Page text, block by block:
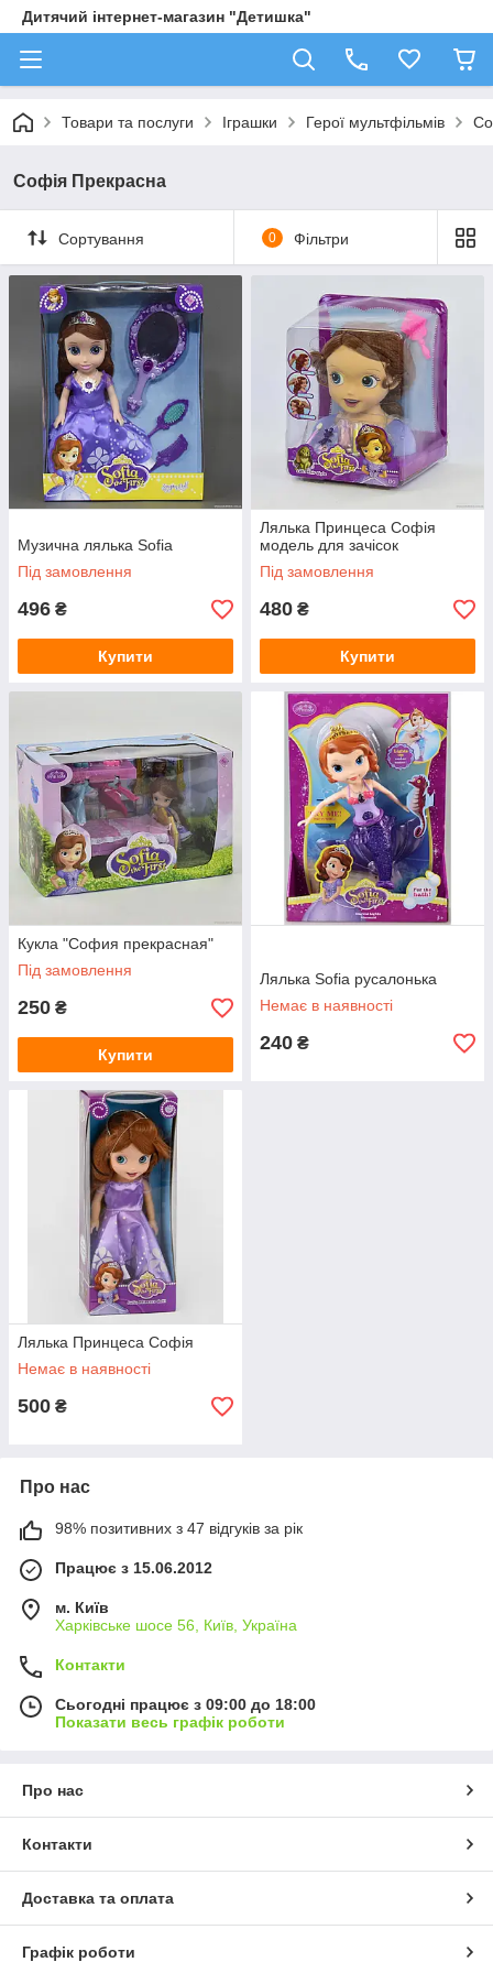
Дитячий інтернет-магазин "Детишка"
Товари та послуги Іграшки Герої мультфільмів
Софія Прекрасна
Сортування 0 Фільтри
Музична лялька Sofia
Під замовлення
496 ₴
Купити
Лялька Принцеса Софія
модель для зачісок
Під замовлення
480 ₴
Купити
Кукла "София прекрасная"
Під замовлення
250 ₴
Купити
Лялька Sofia русалонька
Немає в наявності
240 ₴
Лялька Принцеса Софія
Немає в наявності
500 ₴
Про нас
98% позитивних з 47 відгуків за рік
Працює з 15.06.2012
м. Київ
Харківське шосе 56, Київ, Україна
Контакти
Сьогодні працює з 09:00 до 18:00
Показати весь графік роботи
Про нас
Контакти
Доставка та оплата
Графік роботи